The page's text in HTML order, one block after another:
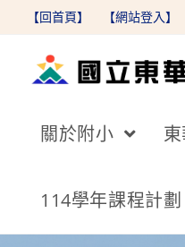
【回首頁】 【網站登入】
關於附小
114學年課程計劃